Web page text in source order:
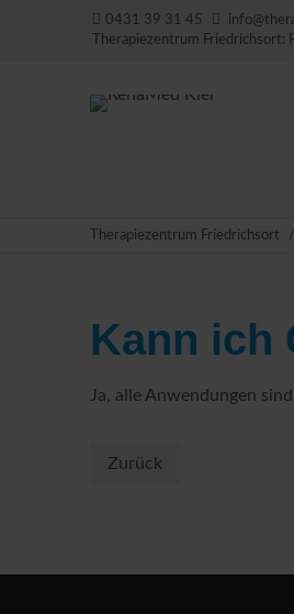
0431 39 31 45
Therapiezentrum
Therapiezentrum Friedrichsort
Kann ich
Ja, alle Anwendungen
Zurück